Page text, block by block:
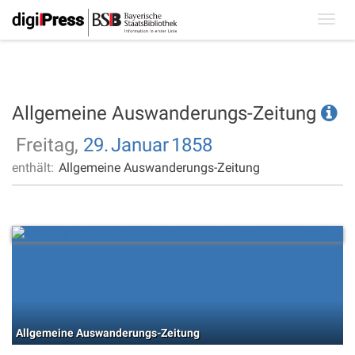
Allgemeine Auswanderungs-Zeitung
Freitag, 29.Januar1858
enthält: Allgemeine Auswanderungs-Zeitung
Allgemeine Auswanderungs-Zeitung